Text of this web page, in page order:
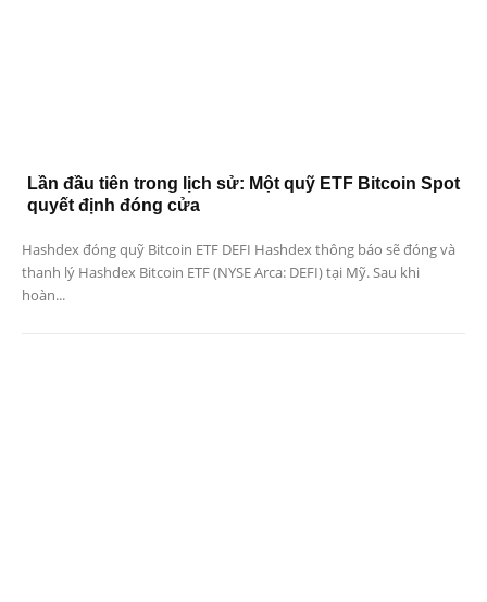
Lần đầu tiên trong lịch sử: Một quỹ ETF Bitcoin Spot
quyết định đóng cửa
Hashdex đóng quỹ Bitcoin ETF DEFI Hashdex thông báo sẽ đóng và
thanh lý Hashdex Bitcoin ETF (NYSE Arca: DEFI) tại Mỹ. Sau khi
hoàn...